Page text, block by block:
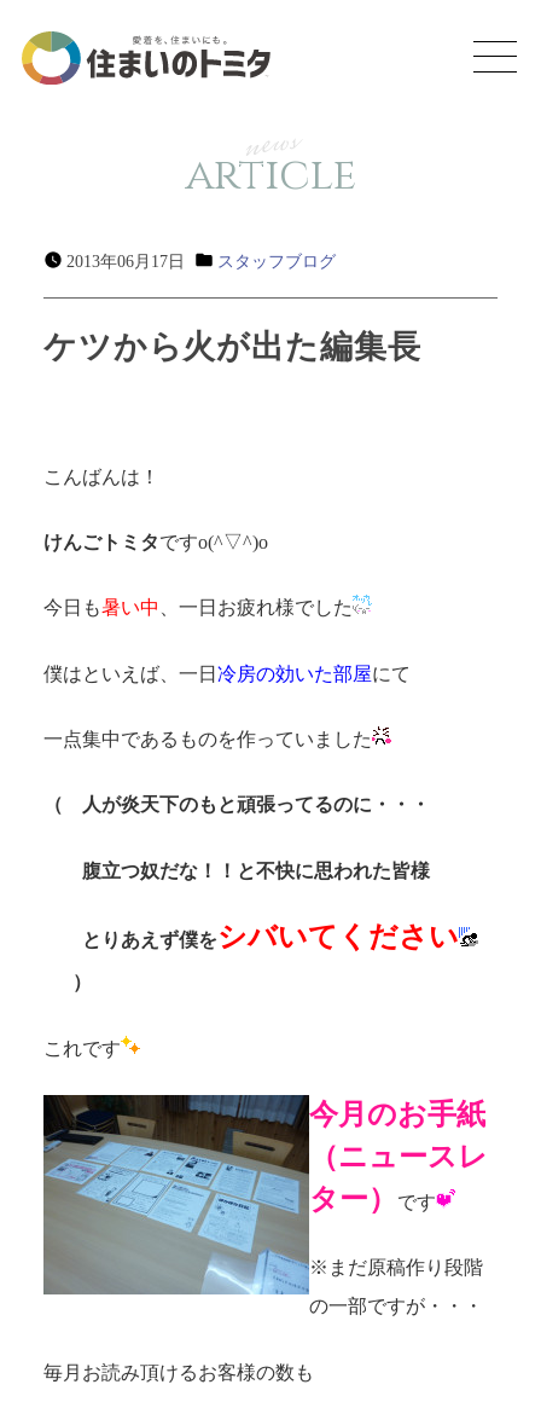
news
article
2013年06月17日 スタッフブログ
ケツから火が出た編集長
こんばんは！
けんごトミタですo(^▽^)o
今日も暑い中 、一日お疲れ様でした
僕はといえば、一日 冷房の効いた部屋にて
一点集中であるものを作っていました
（ 人が炎天下のもと頑張ってるのに・・・
腹立つ奴だな！！と不快に思われた皆様
とりあえず僕をシバいてください
）
これです
今月のお手紙
（ニュースレ
ター）
です
※まだ原稿作り段階
の一部ですが・・・
毎月お読み頂けるお客様の数も